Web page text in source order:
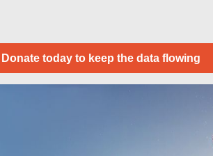
Donate today to keep the data flowing